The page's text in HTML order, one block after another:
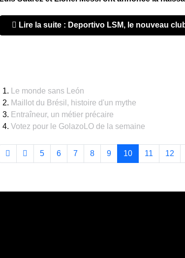
Lire la suite : Deportivo LSM, le nouveau
Le monde sans León
Maillot du Brésil, histoire d'un mythe
Entraîneur, un métier précaire
Votez pour le GolazoLO de la semaine
5 6 7 8 9 10 11 12